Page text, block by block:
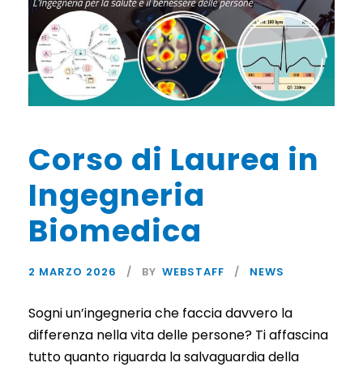
Corso di Laurea in
Ingegneria
Biomedica
2 MARZO 2026 BY WEBSTAFF NEWS
Sogni un’ingegneria che faccia davvero la
differenza nella vita delle persone? Ti affascina
tutto quanto riguarda la salvaguardia della